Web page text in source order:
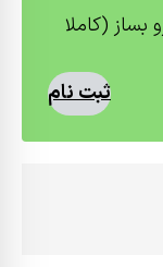
بساز (کاملا
ثبت نام